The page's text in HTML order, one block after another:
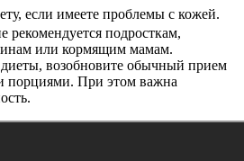
если имеете проблемы с кожей.
рекомендуется подросткам,
или кормящим мамам.
возобновите обычный прием
При этом важна